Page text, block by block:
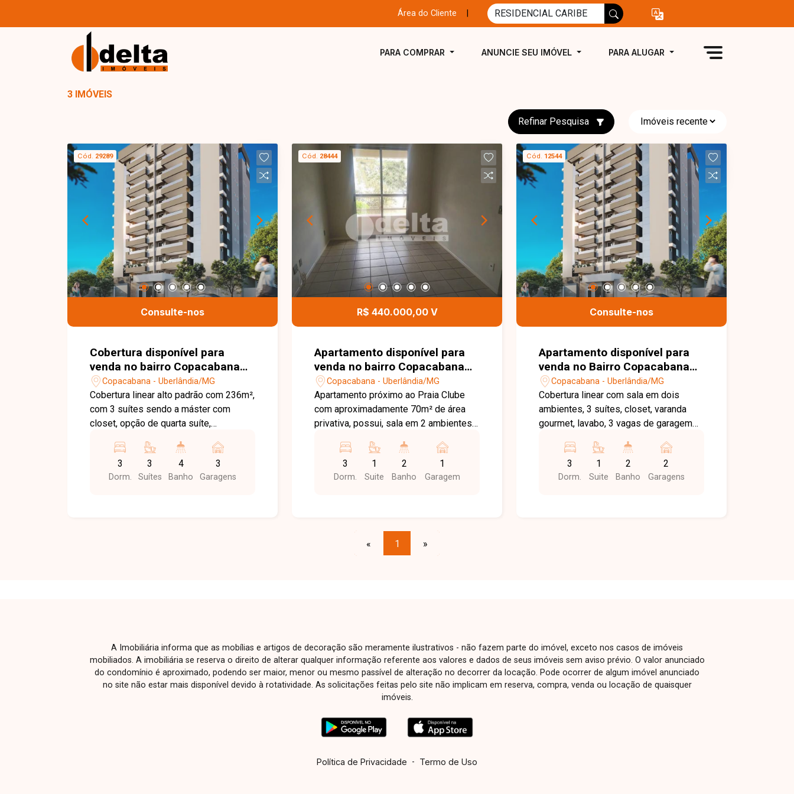
Área do Cliente
PARA COMPRAR ANUNCIE SEU IMÓVEL PARA ALUGAR
3 IMÓVEIS
Refinar Pesquisa
Cód. 29289
Consulte-nos
Cobertura disponível para
venda no bairro Copacabana
em Uberlândia-MG
Copacabana - Uberlândia/MG
Cobertura linear alto padrão com 236m²,
com 3 suítes sendo a máster com
closet, opção de quarta suíte,
condicionado, ampla sala de estar e
jantar, área de serviço, acesso da
cozinha para a varanda gourmet,
ou, se preferir, venha até uma de
nossas unidades e converse
pessoalmente com um dos nossos
consultores. Estamos aqui para te
3
Dorm.
3
Suítes
4
Banho
3
Garagens
Cód. 28444
R$ 440.000,00 V
Apartamento disponível para
venda no bairro Copacabana
em Uberlândia-MG
Copacabana - Uberlândia/MG
Apartamento próximo ao Praia Clube
com aproximadamente 70m² de área
privativa, possui, sala em 2 ambientes,
armários, banheiro social, cozinha com
armários, área de serviço e 1 vaga de
garagem. Condomínio com elevador,
Estamos à disposição para esclarecer
pelo imóvel que você busca. Temos 3
unidades para te receber, no Centro,
Zona Sul ou Zona Leste: Av. João
Naves de Ávila, 257 - Centro Rua Rafael
Dr. Laerte Vieira Gonçalves, 607 - Santa
Mônica
3
Dorm.
1
Suite
2
Banho
1
Garagem
Cód. 12544
Consulte-nos
Apartamento disponível para
venda no Bairro Copacabana
em Uberlândia-MG.
Copacabana - Uberlândia/MG
Cobertura linear com sala em dois
ambientes, 3 suítes, closet, varanda
gourmet, lavabo, 3 vagas de garagem
aproximadamente 236m².Condomínio
com salão de festas equipado e
decorado, bicicletario, portaria 24hs e
consultores. Estamos aqui para te
ajudar a encontrar o imóvel ideal!
3
Dorm.
1
Suite
2
Banho
2
Garagens
« 1 »
A Imobiliária informa que as mobílias e artigos de decoração são meramente ilustrativos - não fazem parte do imóvel, exceto nos casos de imóveis
mobiliados. A imobiliária se reserva o direito de alterar qualquer informação referente aos valores e dados de seus imóveis sem aviso prévio. O valor anunciado
do condomínio é aproximado, podendo ser maior, menor ou mesmo passível de alteração no decorrer da locação. Pode ocorrer de algum imóvel anunciado
no site não estar mais disponível devido à rotatividade. As solicitações feitas pelo site não implicam em reserva, compra, venda ou locação de quaisquer
imóveis.
Política de Privacidade - Termo de Uso